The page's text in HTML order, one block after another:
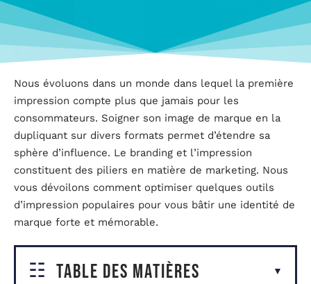
Nous évoluons dans un monde dans lequel la première
impression compte plus que jamais pour les
consommateurs. Soigner son image de marque en la
dupliquant sur divers formats permet d’étendre sa
sphère d’influence. Le branding et l’impression
constituent des piliers en matière de marketing. Nous
vous dévoilons comment optimiser quelques outils
d’impression populaires pour vous bâtir une identité de
marque forte et mémorable.
Table des matières